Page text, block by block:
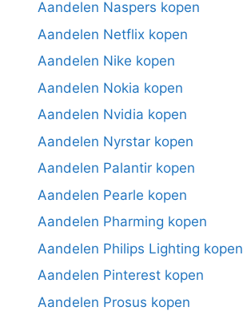
Aandelen Naspers kopen
Aandelen Netflix kopen
Aandelen Nike kopen
Aandelen Nokia kopen
Aandelen Nvidia kopen
Aandelen Nyrstar kopen
Aandelen Palantir kopen
Aandelen Pearle kopen
Aandelen Pharming kopen
Aandelen Philips Lighting kopen
Aandelen Pinterest kopen
Aandelen Prosus kopen